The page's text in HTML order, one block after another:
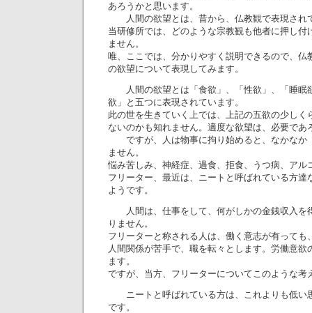
あろうかと思います。
人間の欲望とは、昔から、仏教観で表現され
当研修所では、どのような宗教観も他者に押し付
ません。
唯、ここでは、分かりやすく説明できるので、仏
の欲望について表現してみます。
人間の欲望とは「食欲」、「性欲」、「睡眠
欲」と五つに表現されています。
此の世を生きていく上では、上記の五欲の少しく
ないのかも知れません。適度な欲望は、必要であ
ですが、人は物事に拘り始めると、なかなか
ません。
悩み苦しみ、神経症、過食、拒食、うつ病、アル
フリーター、最近は、ニートと呼ばれている方達
ようです。
人間は、仕事をして、何がしかの金銭収入を
りません。
フリーターと称される人は、働く意志が有っても
人間関係が苦手で、職を転々とします。労働意欲
ます。
ですが、当方、フリーターについてこのような考
ニートと呼ばれている方は、これよりも低い
です。